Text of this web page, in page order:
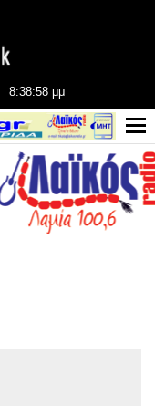
8:38:59 μμ